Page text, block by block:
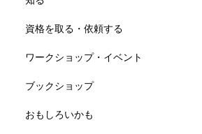
資格を取る・依頼する
ワークショップ・イベント
ブックショップ
おもしろいかも